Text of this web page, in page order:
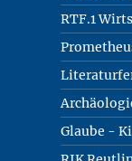
RTF.1
Glaube -